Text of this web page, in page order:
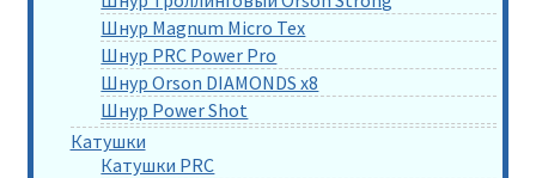
Шнур Magnum Micro Tex
Шнур PRC Power Pro
Шнур Orson DIAMONDS x8
Шнур Power Shot
Катушки
Катушки PRC